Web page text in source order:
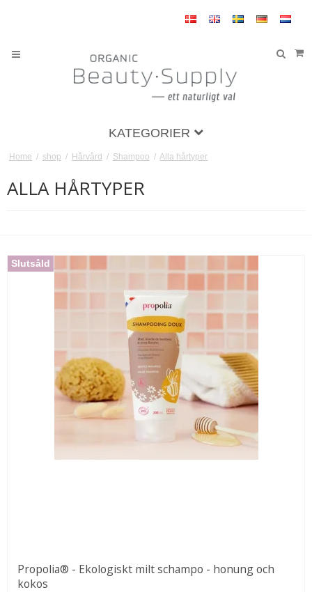
KATEGORIER
Home / shop / Hårvård / Shampoo / Alla hårtyper
ALLA HÅRTYPER
Slutsåld
Propolia® - Ekologiskt milt schampo - honung och
kokos